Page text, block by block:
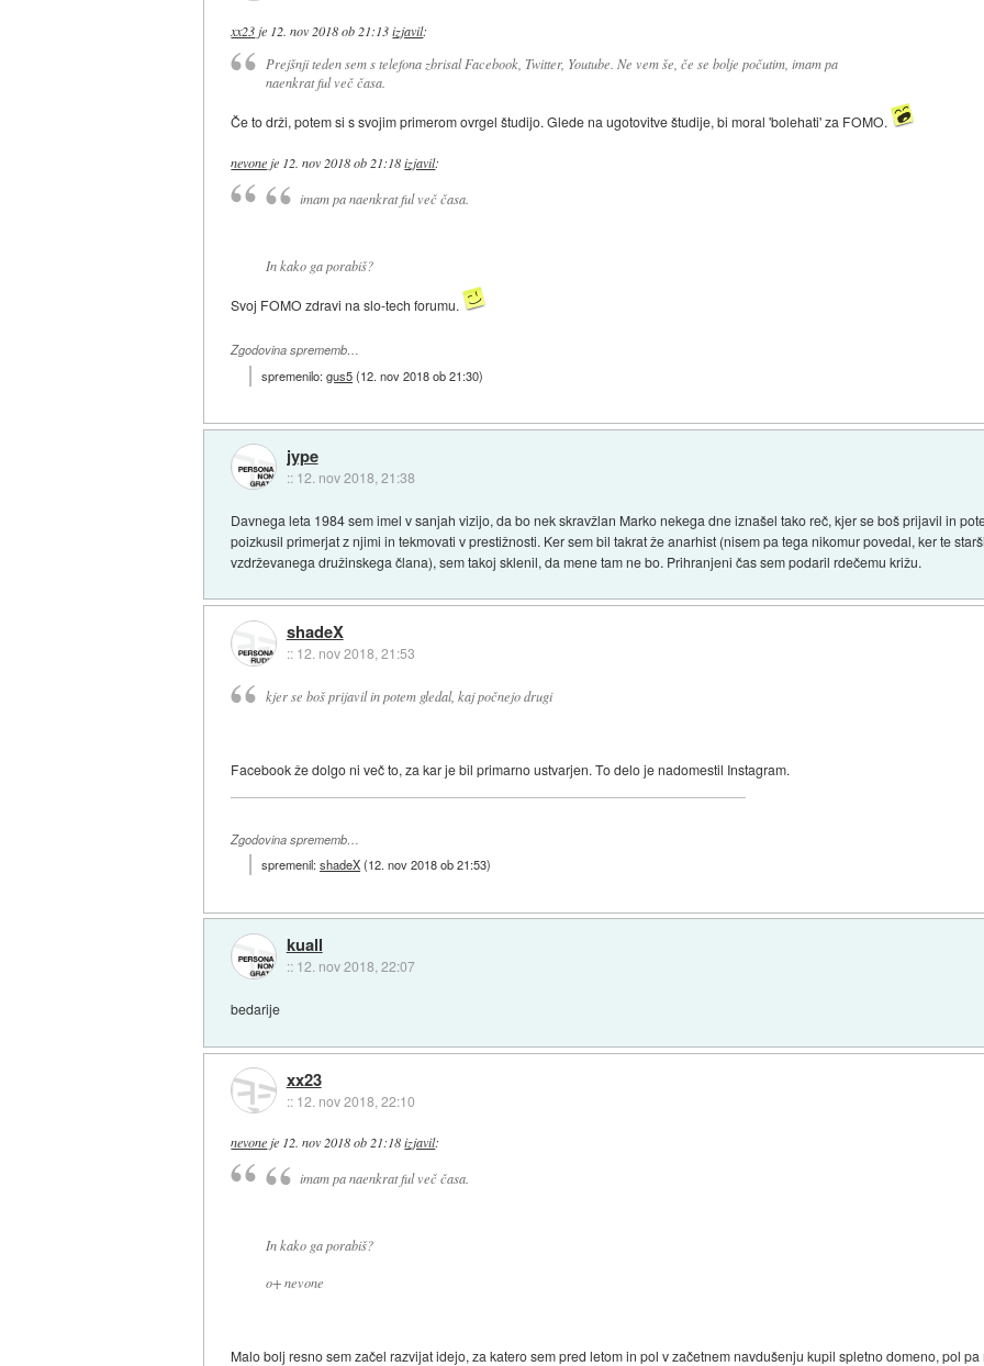
xx23 je 12. nov 2018 ob 21:13 izjavil:
Prejšnji teden sem s telefona zbrisal Facebook, Twitter, Youtube. Ne vem še, če se bolje počutim, imam pa
naenkrat ful več časa.
Če to drži, potem si s svojim primerom ovrgel študijo. Glede na ugotovitve študije, bi moral 'bolehati' za FOMO.
nevone je 12. nov 2018 ob 21:18 izjavil:
imam pa naenkrat ful več časa.
In kako ga porabiš?
Svoj FOMO zdravi na slo-tech forumu.
Zgodovina sprememb…
spremenilo:gus5(12. nov 2018 ob 21:30)
jype
:: 12. nov 2018, 21:38
Davnega leta 1984 sem imel v sanjah vizijo, da bo nek skravžlan Marko nekega dne iznašel tako reč, kjer se boš prijavil in
poizkusil primerjat z njimi in tekmovati v prestižnosti. Ker sem bil takrat že anarhist (nisem pa tega nikomur povedal, ker te
vzdrževanega družinskega člana), sem takoj sklenil, da mene tam ne bo. Prihranjeni čas sem podaril rdečemu križu.
shadeX
:: 12. nov 2018, 21:53
kjer se boš prijavil in potem gledal, kaj počnejo drugi
Facebook že dolgo ni več to, za kar je bil primarno ustvarjen. To delo je nadomestil Instagram.
Zgodovina sprememb…
spremenil:shadeX(12. nov 2018 ob 21:53)
kuall
:: 12. nov 2018, 22:07
bedarije
xx23
:: 12. nov 2018, 22:10
nevoneje 12. nov 2018 ob 21:18 izjavil:
imam pa naenkrat ful več časa.
In kako ga porabiš?
o+ nevone
Malo bolj resno sem začel razvijat idejo, za katero sem pred letom in pol v začetnem navdušenju kupil spletno domeno, pol